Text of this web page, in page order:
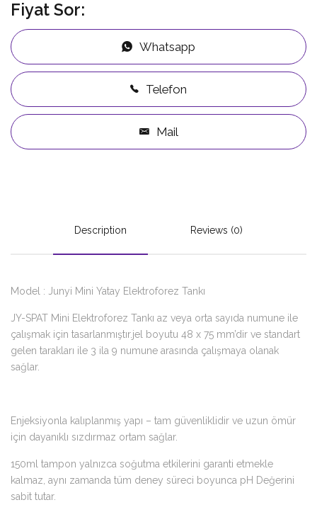
Fiyat Sor:
Whatsapp
Telefon
Mail
Description Reviews (0)
Model : Junyi Mini Yatay Elektroforez Tankı
JY-SPAT Mini Elektroforez Tankı az veya orta sayıda numune ile
çalışmak için tasarlanmıştır.jel boyutu 48 x 75 mm’dir ve standart
gelen tarakları ile 3 ila 9 numune arasında çalışmaya olanak
sağlar.
Enjeksiyonla kalıplanmış yapı – tam güvenliklidir ve uzun ömür
için dayanıklı sızdırmaz ortam sağlar.
150ml tampon yalnızca soğutma etkilerini garanti etmekle
kalmaz, aynı zamanda tüm deney süreci boyunca pH Değerini
sabit tutar.